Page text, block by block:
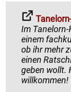
Im
einem
ob ihr mehr zu einem Produkt wissen wollt¸
einen
geben wollt. Hier
willkommen!